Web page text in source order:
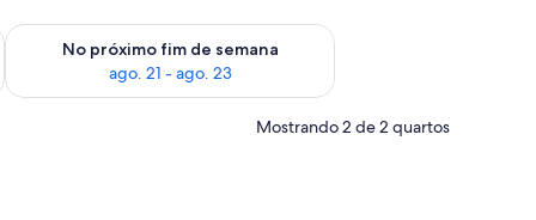
semana, ago. 14 - ago. 16
No próximo fim de semana
ago. 21 - ago. 23
Verifica a disponibilidade para o próximo fim de semana,
Mostrando 2 de 2 quartos
e duas cadeiras. Vê-se o mar pela janela.